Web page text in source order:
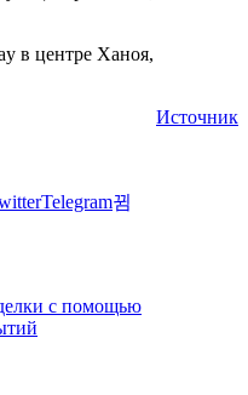
Источник
Telegram
с помощью